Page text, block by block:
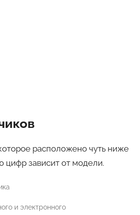
расположено чуть ниже
цифр зависит от модели.
и электронного